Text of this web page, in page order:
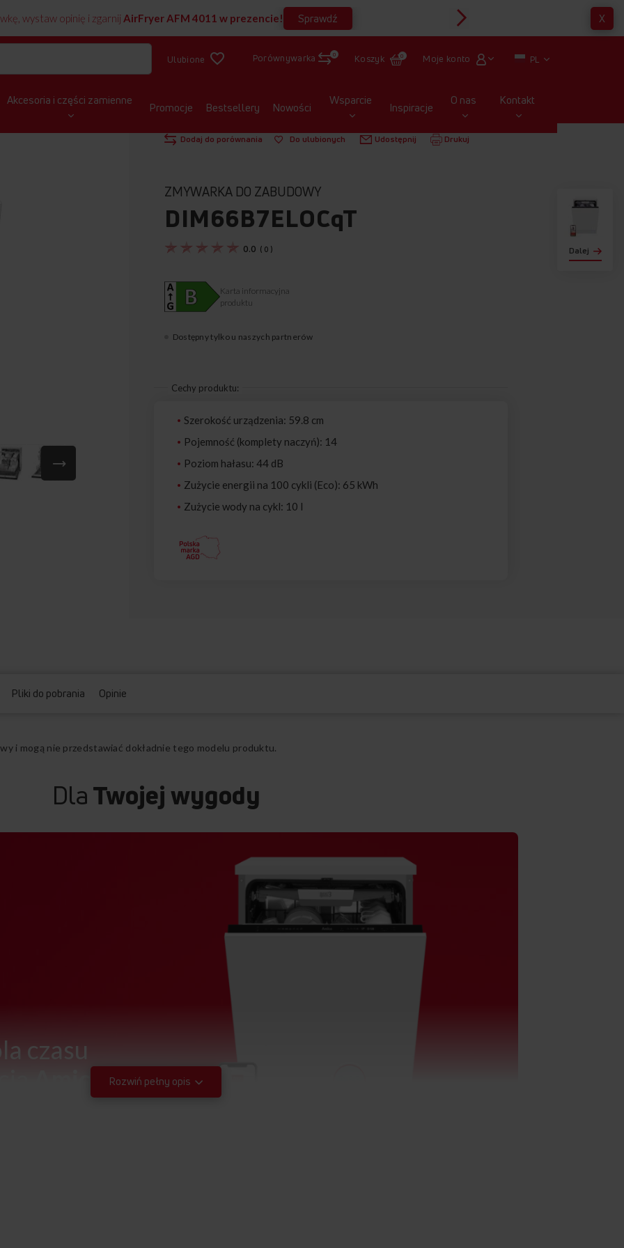
wystaw opinię i zgarnij AirFryer AFM 4011 w prezencie! Sprawdź X
Ulubione Porównywarka 0 Koszyk 0 Moje konto PL
Akcesoria i części zamienne Promocje Bestsellery Nowości Wsparcie Inspiracje O nas Kontakt
Dalej
Pokaż produkt w 3D STRONA GŁÓWNA ZMYWARKI DO ZABUDOWY DIM66B7ELOCQT
Dodaj do porównania Do ulubionych Udostępnij Drukuj
ZMYWARKA DO ZABUDOWY
DIM66B7ELOCqT
0.0 ( 0 )
Karta informacyjna
produktu
Dostępny tylko u naszych partnerów
Cechy produktu:
Szerokość urządzenia: 59.8 cm
Pojemność (komplety naczyń): 14
Poziom hałasu: 44 dB
Zużycie energii na 100 cykli (Eco): 65 kWh
Zużycie wody na cykl: 10 l
Pliki do pobrania Opinie
i mogą nie przedstawiać dokładnie tego modelu produktu.
DlaTwojej wygody
czasu
Amica
Rozwiń pełny opis